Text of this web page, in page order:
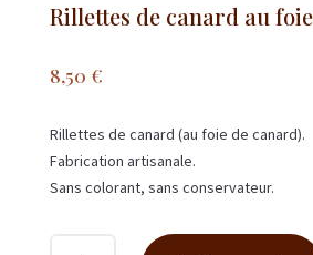
Rillettes de canard au
8,50 €
Rillettes de canard (au foie de canard).
Fabrication artisanale.
Sans colorant, sans conservateur.